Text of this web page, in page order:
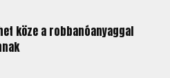
köze a robbanóanyaggal